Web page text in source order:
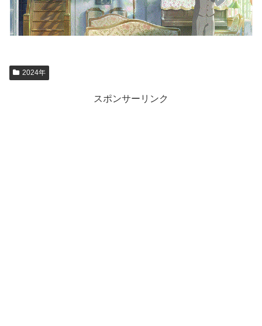
2024年
スポンサーリンク